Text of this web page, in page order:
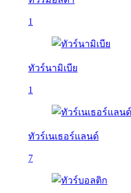
1
ทัวร์นามิเบีย
1
ทัวร์เนเธอร์แลนด์
7